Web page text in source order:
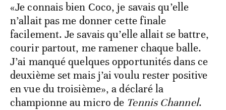
«Je connais bien Coco, je savais qu’elle
n’allait pas me donner cette finale
facilement. Je savais qu’elle allait se battre,
courir partout, me ramener chaque balle.
J’ai manqué quelques opportunités dans ce
deuxième set mais j’ai voulu rester positive
en vue du troisième», a déclaré la
championne au micro de Tennis Channel.